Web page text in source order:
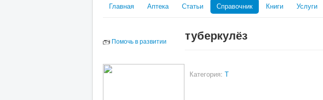
Главная Аптека Статьи Справочник Книги Услуги
Помочь в развитии туберкулёз
Категория: Т